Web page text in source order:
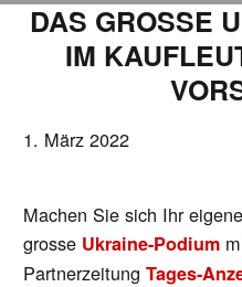
DAS GROSSE
IM
1. März 2022
Machen Sie sich Ihr
grosse Ukraine-Podium
PartnerzeitungTages-